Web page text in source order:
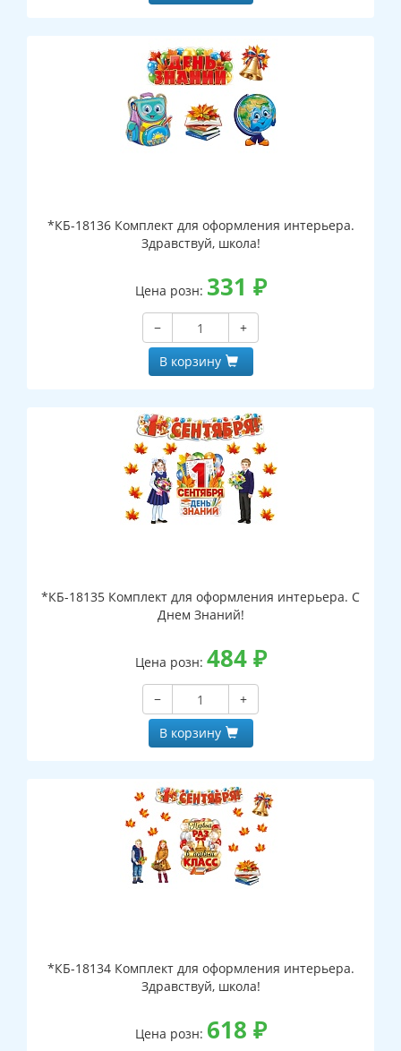
*КБ-18136 Комплект для оформления интерьера.
Здравствуй, школа!
Цена розн: 331 ₽
−
+
В корзину
*КБ-18135 Комплект для оформления интерьера. С
Днем Знаний!
Цена розн: 484₽
−
+
В корзину
*КБ-18134 Комплект для оформления интерьера.
Здравствуй, школа!
Цена розн: 618 ₽